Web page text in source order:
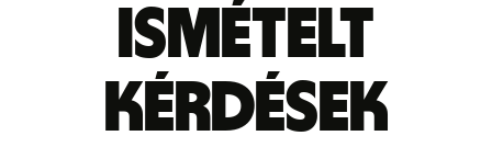
ismételt
kérdések